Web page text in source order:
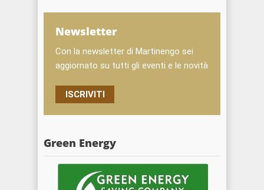
Newsletter
Con la newsletter di Martinengo sei
aggiornato su tutti gli eventi e le novità
ISCRIVITI
Green Energy